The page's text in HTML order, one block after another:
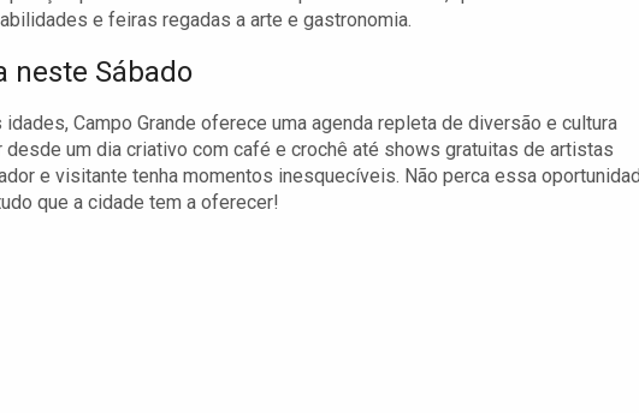
e feiras regadas a arte e gastronomia.
neste Sábado
Campo Grande oferece uma agenda repleta de diversão e cultura
um dia criativo com café e crochê até shows gratuitas de artistas
e visitante tenha momentos inesquecíveis. Não perca essa
que a cidade tem a oferecer!